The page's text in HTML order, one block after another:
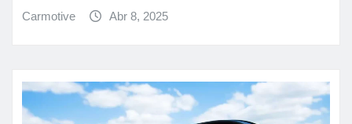
Carmotive Abr 8, 2025